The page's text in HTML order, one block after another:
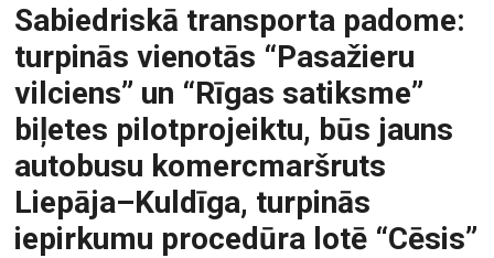
Sabiedriskā transporta padome:
turpinās vienotās “Pasažieru
vilciens” un “Rīgas satiksme”
biļetes pilotprojeiktu, būs jauns
autobusu komercmaršruts
Liepāja–Kuldīga, turpinās
iepirkumu procedūra lotē “Cēsis”